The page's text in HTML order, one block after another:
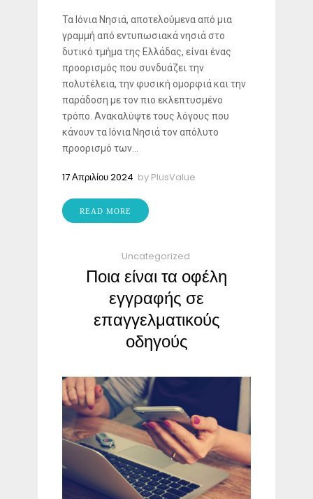
Τα Ιόνια Νησιά, αποτελούμενα από μια
γραμμή από εντυπωσιακά νησιά στο
δυτικό τμήμα της Ελλάδας, είναι ένας
προορισμός που συνδυάζει την
πολυτέλεια, την φυσική ομορφιά και την
παράδοση με τον πιο εκλεπτυσμένο
τρόπο. Ανακαλύψτε τους λόγους που
κάνουν τα Ιόνια Νησιά τον απόλυτο
προορισμό των...
17 Απριλίου 2024 by PlusValue
READ MORE
Uncategorized
Ποια είναι τα οφέλη
εγγραφής σε
επαγγελματικούς
οδηγούς